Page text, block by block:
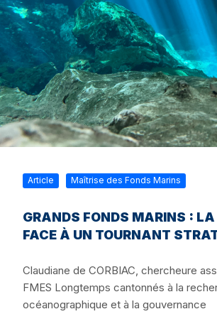
Article Maîtrise des Fonds Marins
GRANDS FONDS MARINS :
FACE À UN TOURNANT
Claudiane de CORBIAC, chercheure
FMES Longtemps cantonnés à la
océanographique et à la gouvernance